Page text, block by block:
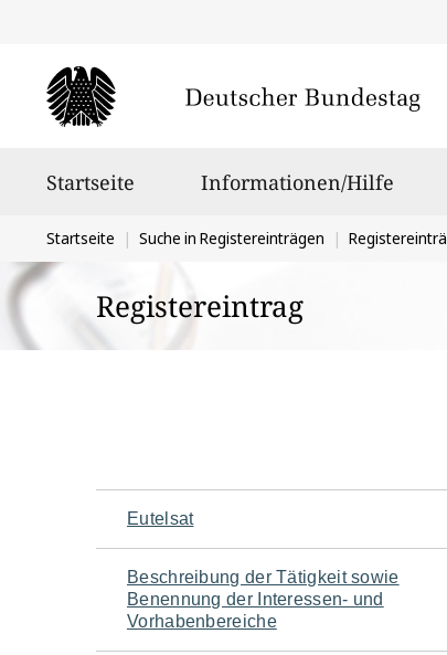
Startseite Informationen/Hilfe
Sie
befinden
sich
hier:
Startseite Suche in Registereinträgen
Registereintrag
Navigation
für
den
Eutelsat
Beschreibung der Tätigkeit sowie
Benennung der Interessen- und
Vorhabenbereiche